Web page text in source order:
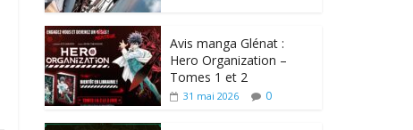
Avis manga Glénat :
Hero Organization –
Tomes 1 et 2
31 mai 2026 0